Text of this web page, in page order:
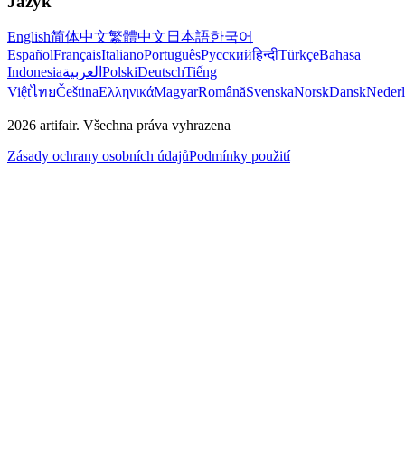
English简体中文繁體中文 日本語한국어
EspañolFrançaisItalianoPortuguêsРусскийहिन्दीTürkçeBahasa
Indonesiaالعربية PolskiDeutschTiếng
ViệtไทยČeštinaΕλληνικάMagyarRomânăSvenskaNorskDansk
2026 artifair. Všechna práva vyhrazena
Zásady ochrany osobních údajůPodmínky použití